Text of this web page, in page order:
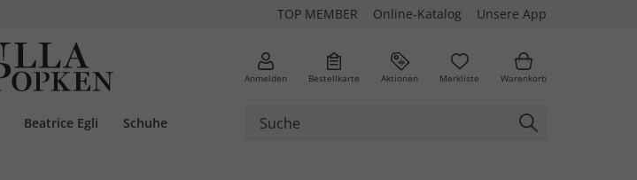
TOP MEMBER Online-Katalog Unsere App
Anmelden Bestellkarte Aktionen Merkliste Warenkorb
Beatrice Egli Schuhe